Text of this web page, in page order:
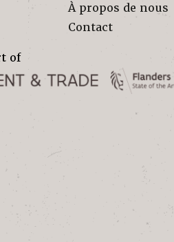
À propos de nous
Contact
of